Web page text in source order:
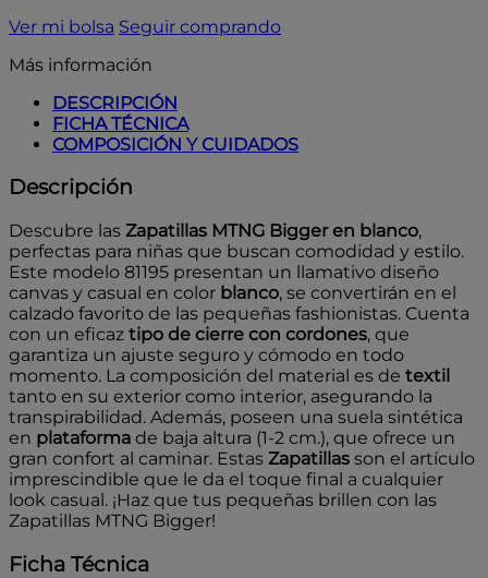
Ver mi bolsa Seguir comprando
Más información
DESCRIPCIÓN
FICHA TÉCNICA
COMPOSICIÓN Y CUIDADOS
Descripción
Descubre las Zapatillas MTNG Bigger en blanco,
perfectas para niñas que buscan comodidad y estilo.
Este modelo 81195 presentan un llamativo diseño
canvas y casual en color blanco, se convertirán en el
calzado favorito de las pequeñas fashionistas. Cuenta
con un eficaz tipo de cierre con cordones, que
garantiza un ajuste seguro y cómodo en todo
momento. La composición del material es de textil
tanto en su exterior como interior, asegurando la
transpirabilidad. Además, poseen una suela sintética
en plataforma de baja altura (1-2 cm.), que ofrece un
gran confort al caminar. Estas Zapatillas son el artículo
imprescindible que le da el toque final a cualquier
look casual. ¡Haz que tus pequeñas brillen con las
Zapatillas MTNG Bigger!
Ficha Técnica